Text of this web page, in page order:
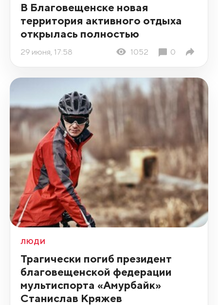
В Благовещенске новая
территория активного отдыха
открылась полностью
29 июня, 17:58 1052 0
ЛЮДИ
Трагически погиб президент
благовещенской федерации
мультиспорта «Амурбайк»
Станислав Кряжев